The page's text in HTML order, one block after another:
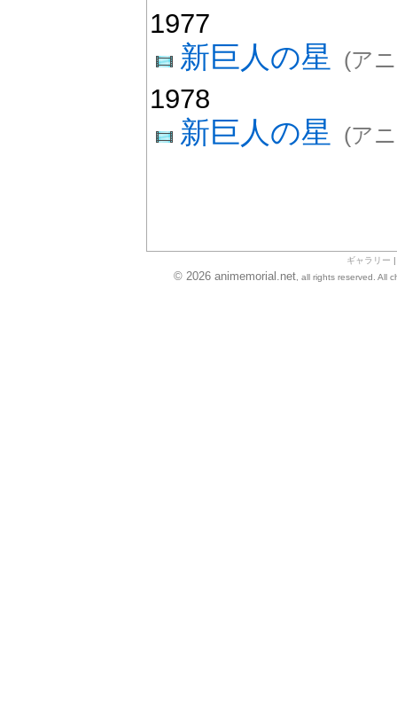
1977
新巨人の星 (ア
1978
新巨人の星 (ア
ギャラリー
© 2026 animemorial.net, all rights reserved. All